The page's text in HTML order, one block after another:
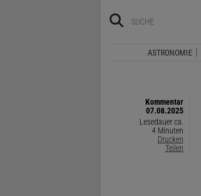
ASTRONOMIE
Kommentar
07.08.2025
Lesedauer ca.
4 Minuten
Drucken
Teilen